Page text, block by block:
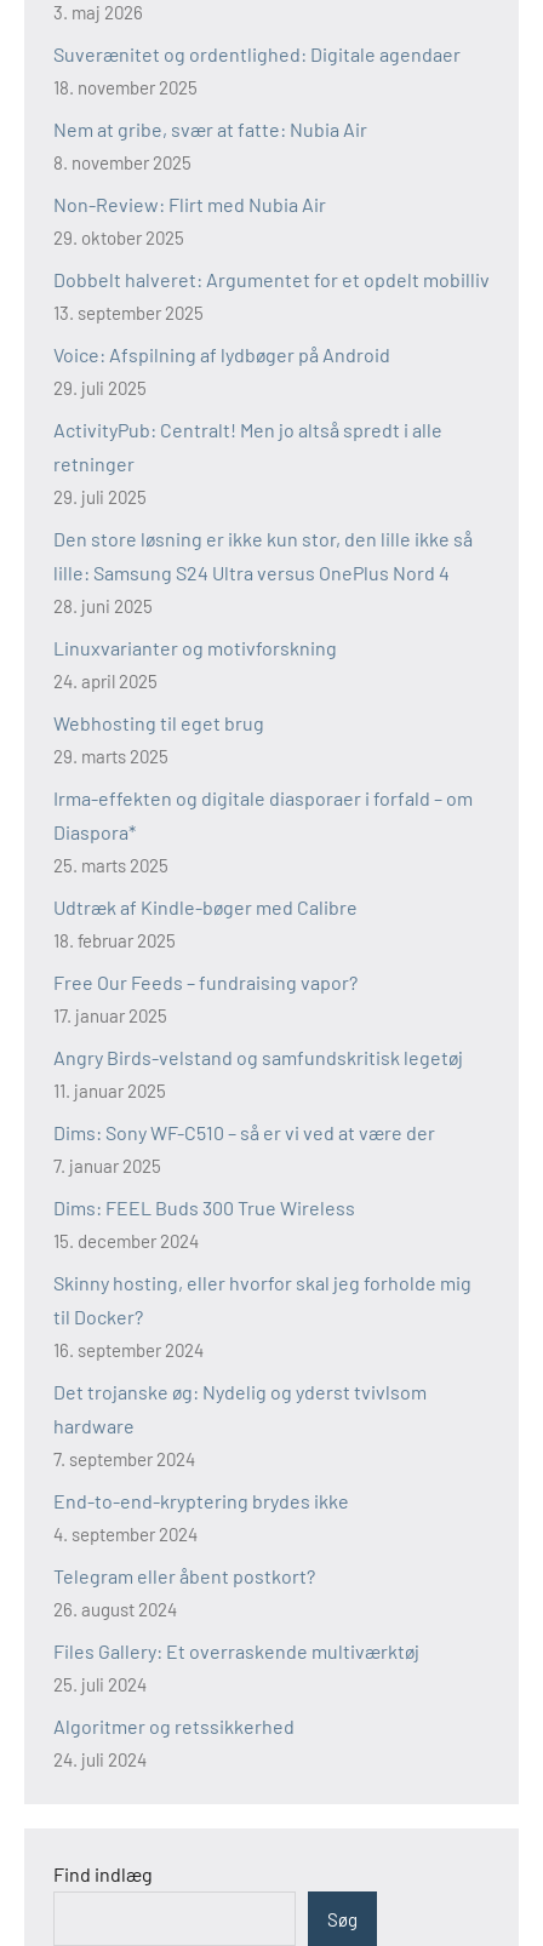
3. maj 2026
Suverænitet og ordentlighed: Digitale agendaer
18. november 2025
Nem at gribe, svær at fatte: Nubia Air
8. november 2025
Non-Review: Flirt med Nubia Air
29. oktober 2025
Dobbelt halveret: Argumentet for et opdelt mobilliv
13. september 2025
Voice: Afspilning af lydbøger på Android
29. juli 2025
ActivityPub: Centralt! Men jo altså spredt i alle
retninger
29. juli 2025
Den store løsning er ikke kun stor, den lille ikke så
lille: Samsung S24 Ultra versus OnePlus Nord 4
28. juni 2025
Linuxvarianter og motivforskning
24. april 2025
Webhosting til eget brug
29. marts 2025
Irma-effekten og digitale diasporaer i forfald – om
Diaspora*
25. marts 2025
Udtræk af Kindle-bøger med Calibre
18. februar 2025
Free Our Feeds – fundraising vapor?
17. januar 2025
Angry Birds-velstand og samfundskritisk legetøj
11. januar 2025
Dims: Sony WF-C510 – så er vi ved at være der
7. januar 2025
Dims: FEEL Buds 300 True Wireless
15. december 2024
Skinny hosting, eller hvorfor skal jeg forholde mig
til Docker?
16. september 2024
Det trojanske øg: Nydelig og yderst tvivlsom
hardware
7. september 2024
End-to-end-kryptering brydes ikke
4. september 2024
Telegram eller åbent postkort?
26. august 2024
Files Gallery: Et overraskende multiværktøj
25. juli 2024
Algoritmer og retssikkerhed
24. juli 2024
Find indlæg
Søg